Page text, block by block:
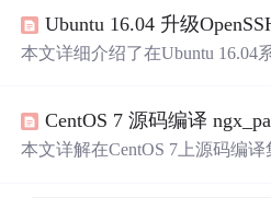
环境下的兼容性，适用于负载均
Ubuntu 16.04 升级
本文详细介绍了在Ubuntu 16.04
参数指定openssl路径、编译错
文件与库不匹配）、systemd服务
CentOS 7 源码编译
本文详解在CentOS 7上源码编译